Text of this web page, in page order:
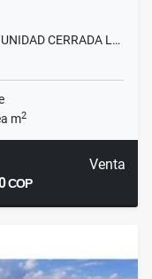
CERRADA L…
m2
Venta
COP